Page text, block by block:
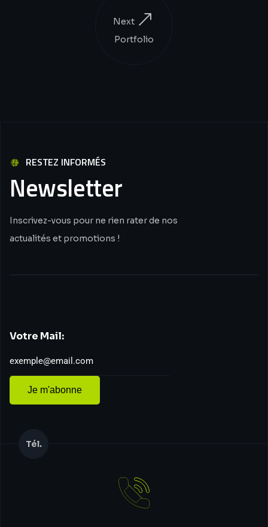
Next
Portfolio
RESTEZ INFORMÉS
Newsletter
Inscrivez-vous pour ne rien rater de nos
actualités et promotions !
Votre Mail:
Je m'abonne
Tél.